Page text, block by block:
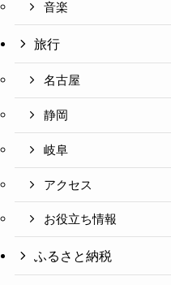
音楽
旅行
名古屋
静岡
岐阜
アクセス
お役立ち情報
ふるさと納税